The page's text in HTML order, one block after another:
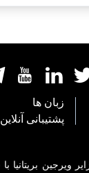
زبان ها
پشتیبانی آنلاین